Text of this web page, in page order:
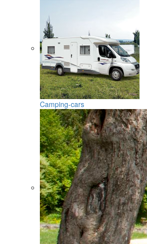
Camping-cars